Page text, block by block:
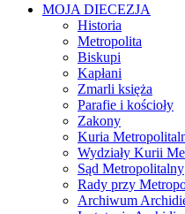
MOJA DIECEZJA
Historia
Metropolita
Biskupi
Kapłani
Zmarli księża
Parafie i kościoły
Zakony
Kuria
Wydziały Kurii
Sąd Metropolitalny
Rady przy
Archiwum